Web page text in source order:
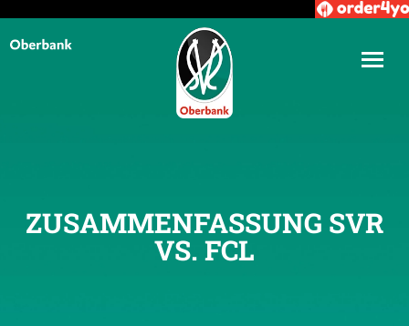
ZUSAMMENFASSUNG SVR
VS. FCL